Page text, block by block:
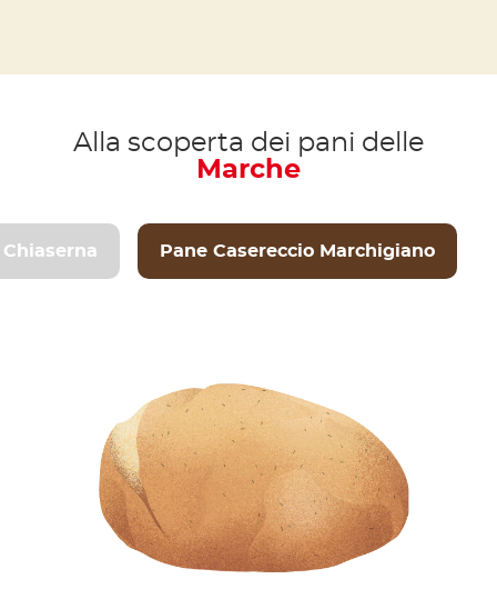
Alla scoperta dei pani delle
Marche
Pane Casereccio Marchigiano